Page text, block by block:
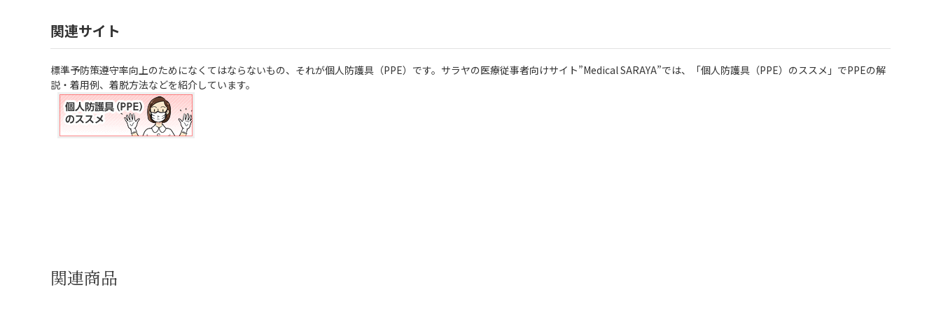
関連サイト
標準予防策遵守率向上のためになくてはならないもの、それが個人防護具（PPE）です。サラヤの医療従事者向けサイト”Medical SARAYA”では、「個人防護具（PPE）のススメ」でPPEの解
説・着用例、着脱方法などを紹介しています。
関連商品